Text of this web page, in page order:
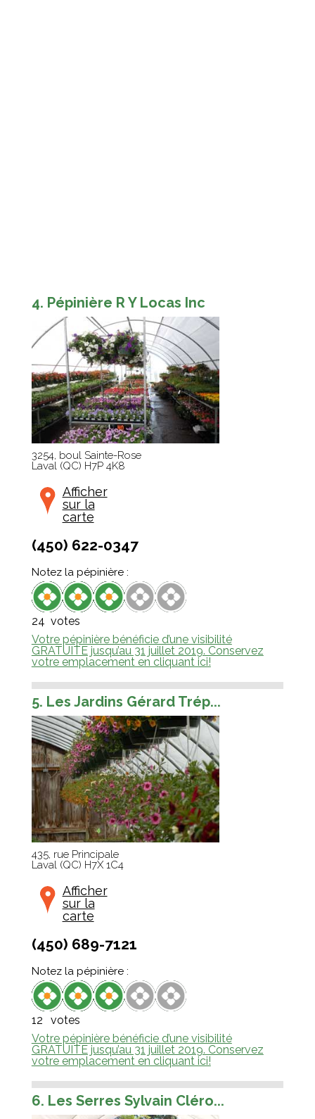
4. Pépinière R Y Locas Inc
3254, boul Sainte-Rose
Laval(QC) H7P 4K8
Afficher
sur la
carte
(450) 622-0347
Notez la pépinière :
24 votes
Votre pépinière bénéficie d’une visibilité
GRATUITE jusqu’au 31 juillet 2019. Conservez
votre emplacement en cliquant ici!
5. Les Jardins Gérard Trép...
435, rue Principale
Laval(QC) H7X 1C4
Afficher
sur la
carte
(450) 689-7121
Notez la pépinière :
12
votes
Votre pépinière bénéficie d’une visibilité
GRATUITE jusqu’au 31 juillet 2019. Conservez
votre emplacement en cliquant ici!
6. Les Serres Sylvain Cléro...